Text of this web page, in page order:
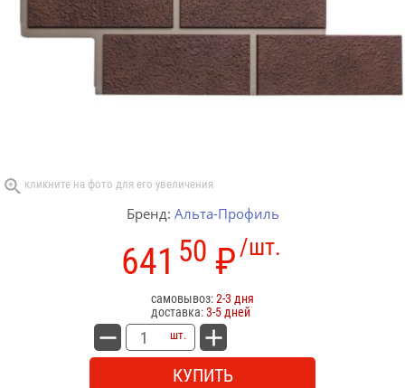
Бренд: Альта-Профиль
/шт.
641 50 ₽
самовывоз:2-3 дня
доставка:3-5 дней
шт.
КУПИТЬ